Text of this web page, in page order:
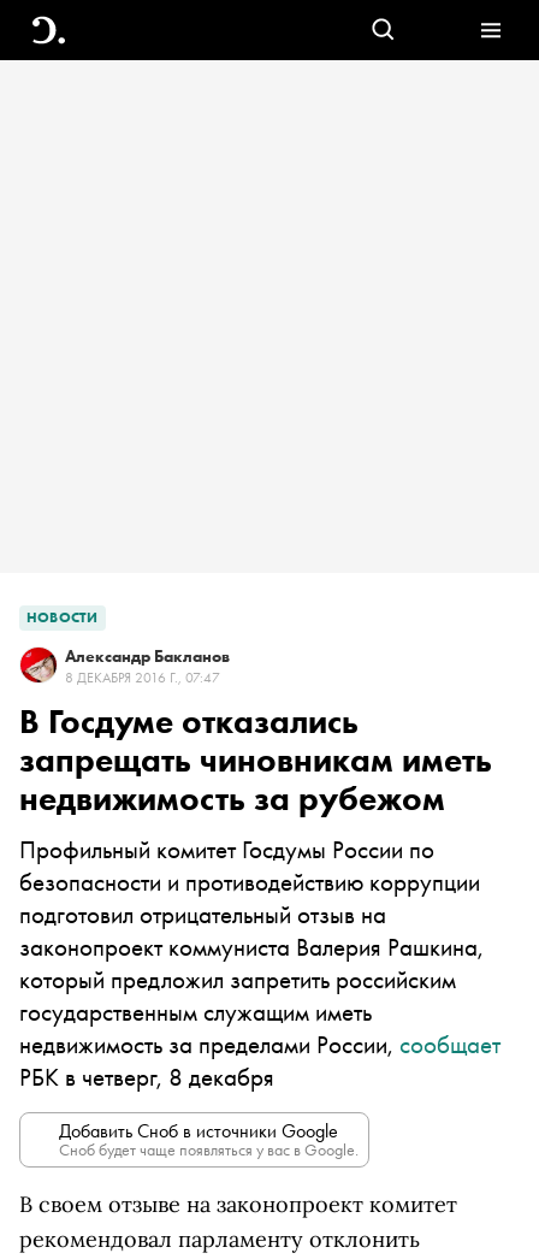
НОВОСТИ
Александр Бакланов
8 ДЕКАБРЯ 2016 Г., 07:47
В Госдуме отказались
запрещать чиновникам иметь
недвижимость за рубежом
Профильный комитет Госдумы России по
безопасности и противодействию коррупции
подготовил отрицательный отзыв на
законопроект коммуниста Валерия Рашкина,
который предложил запретить российским
государственным служащим иметь
недвижимость за пределами России, сообщает
РБК в четверг, 8 декабря
Добавить Сноб в источники Google
Сноб будет чаще появляться у вас в Google.
В своем отзыве на законопроект комитет
рекомендовал парламенту отклонить